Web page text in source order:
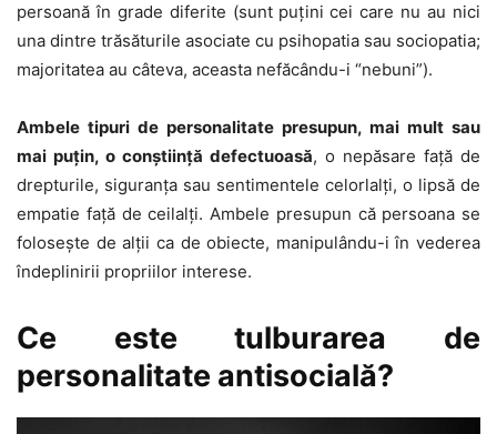
persoană în grade diferite (sunt puţini cei care nu au nici
una dintre trăsăturile asociate cu psihopatia sau sociopatia;
majoritatea au câteva, aceasta nefăcându-i “nebuni”).
Ambele tipuri de personalitate presupun, mai mult sau
mai puţin, o conştiinţă defectuoasă, o nepăsare faţă de
drepturile, siguranţa sau sentimentele celorlalţi, o lipsă de
empatie faţă de ceilalţi. Ambele presupun că persoana se
foloseşte de alţii ca de obiecte, manipulându-i în vederea
îndeplinirii propriilor interese.
Ce este tulburarea de
personalitate antisocială?